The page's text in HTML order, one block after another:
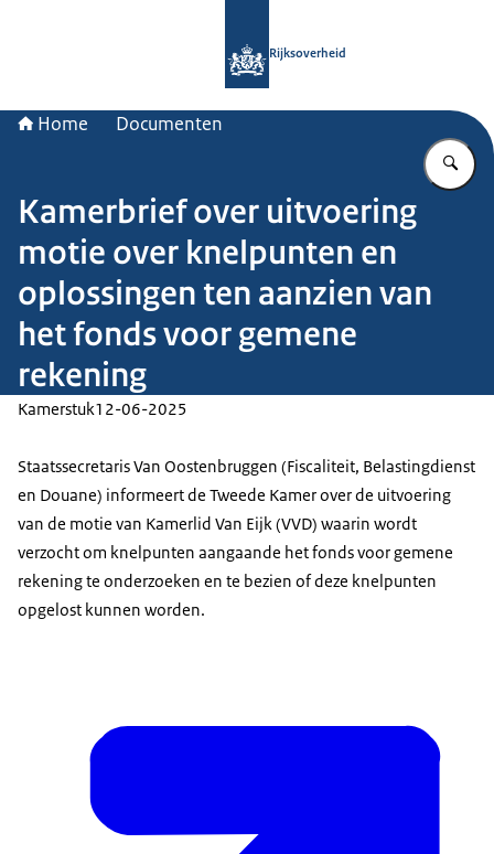
Rijksoverheid
Home Documenten
Kamerbrief over uitvoering
motie over knelpunten en
oplossingen ten aanzien van
het fonds voor gemene
rekening
Kamerstuk12-06-2025
Staatssecretaris Van Oostenbruggen (Fiscaliteit, Belastingdienst
en Douane) informeert de Tweede Kamer over de uitvoering
van de motie van Kamerlid Van Eijk (VVD) waarin wordt
verzocht om knelpunten aangaande het fonds voor gemene
rekening te onderzoeken en te bezien of deze knelpunten
opgelost kunnen worden.